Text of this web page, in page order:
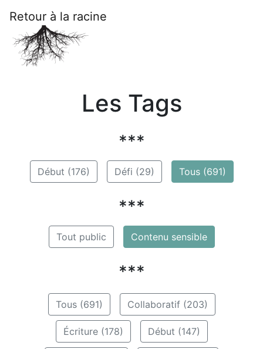
Retour à la racine
Les Tags
***
Début (176) Défi (29) Tous (691)
***
Tout public Contenu sensible
***
Tous (691) Collaboratif (203)
Écriture (178) Début (147)